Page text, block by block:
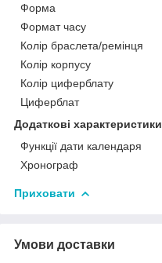
Форма
Формат часу
Колір браслета/ремінця
Колір корпусу
Колір циферблату
Циферблат
Додаткові характеристики
Функції дати календаря
Хронограф
Приховати
Умови доставки